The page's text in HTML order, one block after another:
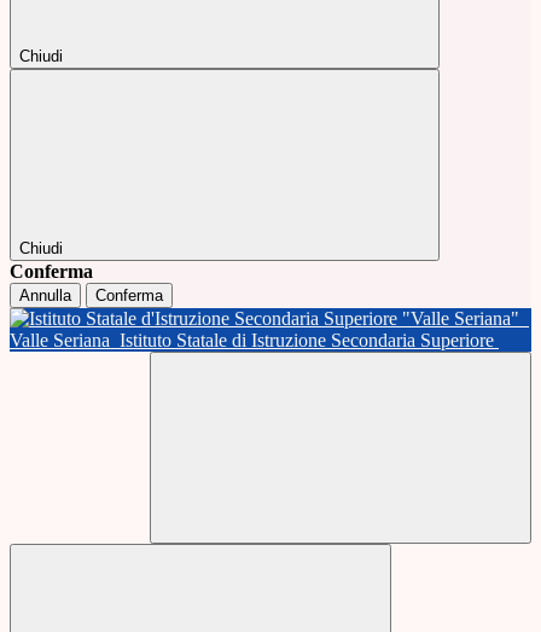
Chiudi
Chiudi
Conferma
Annulla Conferma
Valle Seriana Istituto Statale di Istruzione Secondaria Superiore